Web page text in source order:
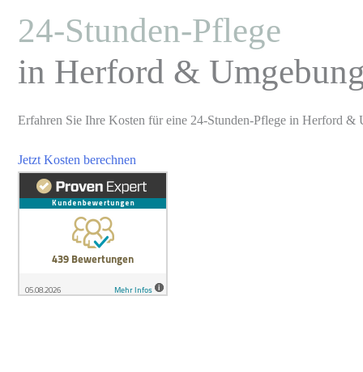
24-Stunden-Pflege
in Herford & Umgebung
Erfahren Sie Ihre Kosten für eine 24-Stunden-Pflege in Herford &
Jetzt Kosten berechnen